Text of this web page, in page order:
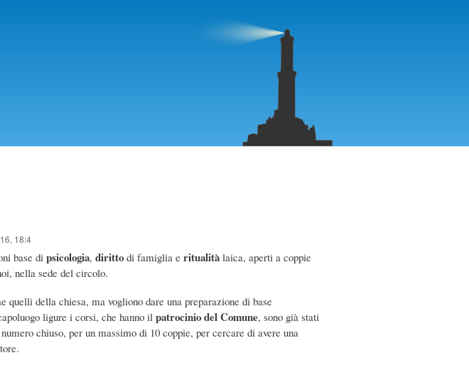
18:4
base di psicologia, diritto di famiglia e ritualità laica, aperti a coppie
nella sede del circolo.
quelli della chiesa, ma vogliono dare una preparazione di base
ligure i corsi, che hanno il patrocinio del Comune, sono già stati
chiuso, per un massimo di 10 coppie, per cercare di avere una